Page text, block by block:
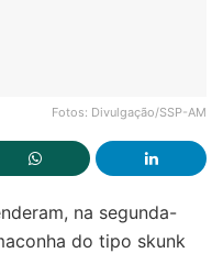
Fotos: Divulgação/SSP-AM
na segunda-
do tipo skunk